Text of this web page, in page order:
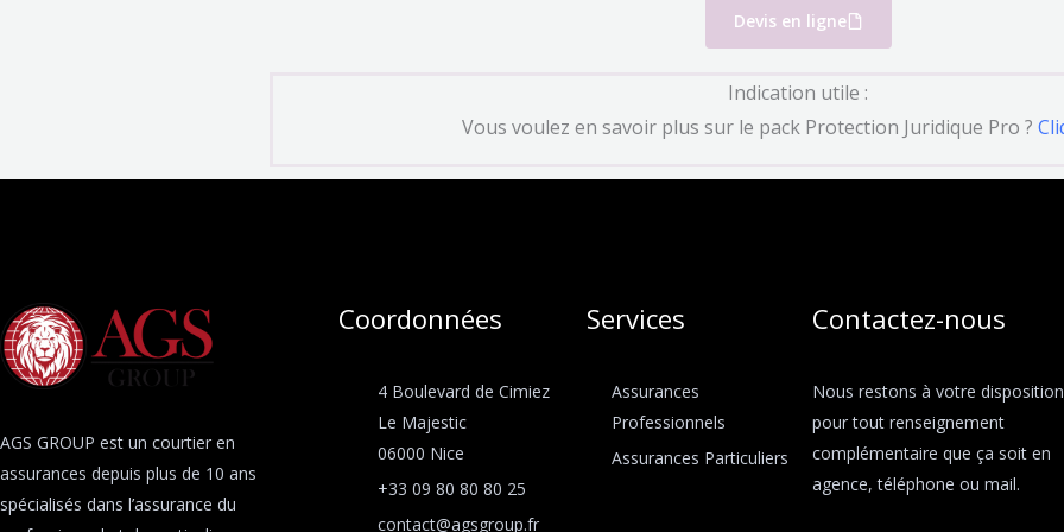
Devis en ligne
Indication utile :
Vous voulez en savoir plus sur le pack Protection Juridique Pro ?
AGS GROUP est un courtier en
assurances depuis plus de 10 ans
spécialisés dans l’assurance du
Coordonnées​
4 Boulevard de Cimiez
Le Majestic
06000 Nice
+33 09 80 80 80 25
contact@agsgroup.fr
Services
Assurances
Professionnels
Assurances Particuliers
Contactez-nous​
Nous restons à votre disposition
pour tout renseignement
complémentaire que ça soit en
agence, téléphone ou mail.